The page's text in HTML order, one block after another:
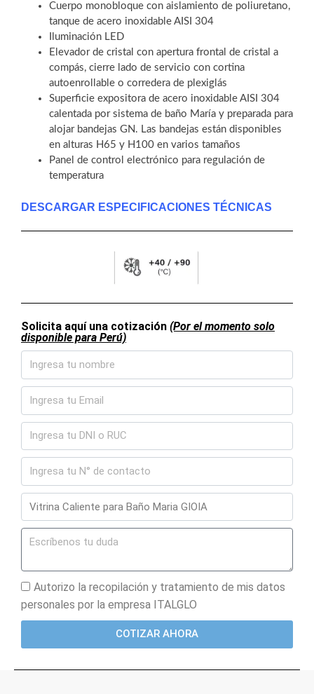
Cuerpo monobloque con aislamiento de poliuretano,
tanque de acero inoxidable AISI 304
Iluminación LED
Elevador de cristal con apertura frontal de cristal a
compás, cierre lado de servicio con cortina
autoenrollable o corredera de plexiglás
Superficie expositora de acero inoxidable AISI 304
calentada por sistema de baño María y preparada para
alojar bandejas GN. Las bandejas están disponibles
en alturas H65 y H100 en varios tamaños
Panel de control electrónico para regulación de
temperatura
DESCARGAR ESPECIFICACIONES TÉCNICAS
Solicita aquí una cotización (Por el momento solo
disponible para Perú)
Autorizo la recopilación y tratamiento de mis datos
personales por la empresa ITALGLO
COTIZAR AHORA